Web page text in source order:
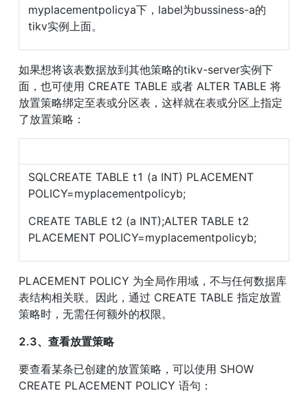
myplacementpolicya下，label为bussiness-a的
tikv实例上面。
如果想将该表数据放到其他策略的tikv-server实例下
面，也可使用 CREATE TABLE 或者 ALTER TABLE 将
放置策略绑定至表或分区表，这样就在表或分区上指定
了放置策略：
SQLCREATE TABLE t1 (a INT) PLACEMENT
POLICY=myplacementpolicyb;
CREATE TABLE t2 (a INT);ALTER TABLE t2
PLACEMENT POLICY=myplacementpolicyb;
PLACEMENT POLICY 为全局作用域，不与任何数据库
表结构相关联。因此，通过 CREATE TABLE 指定放置
策略时，无需任何额外的权限。
2.3、查看放置策略
要查看某条已创建的放置策略，可以使用 SHOW
CREATE PLACEMENT POLICY 语句：